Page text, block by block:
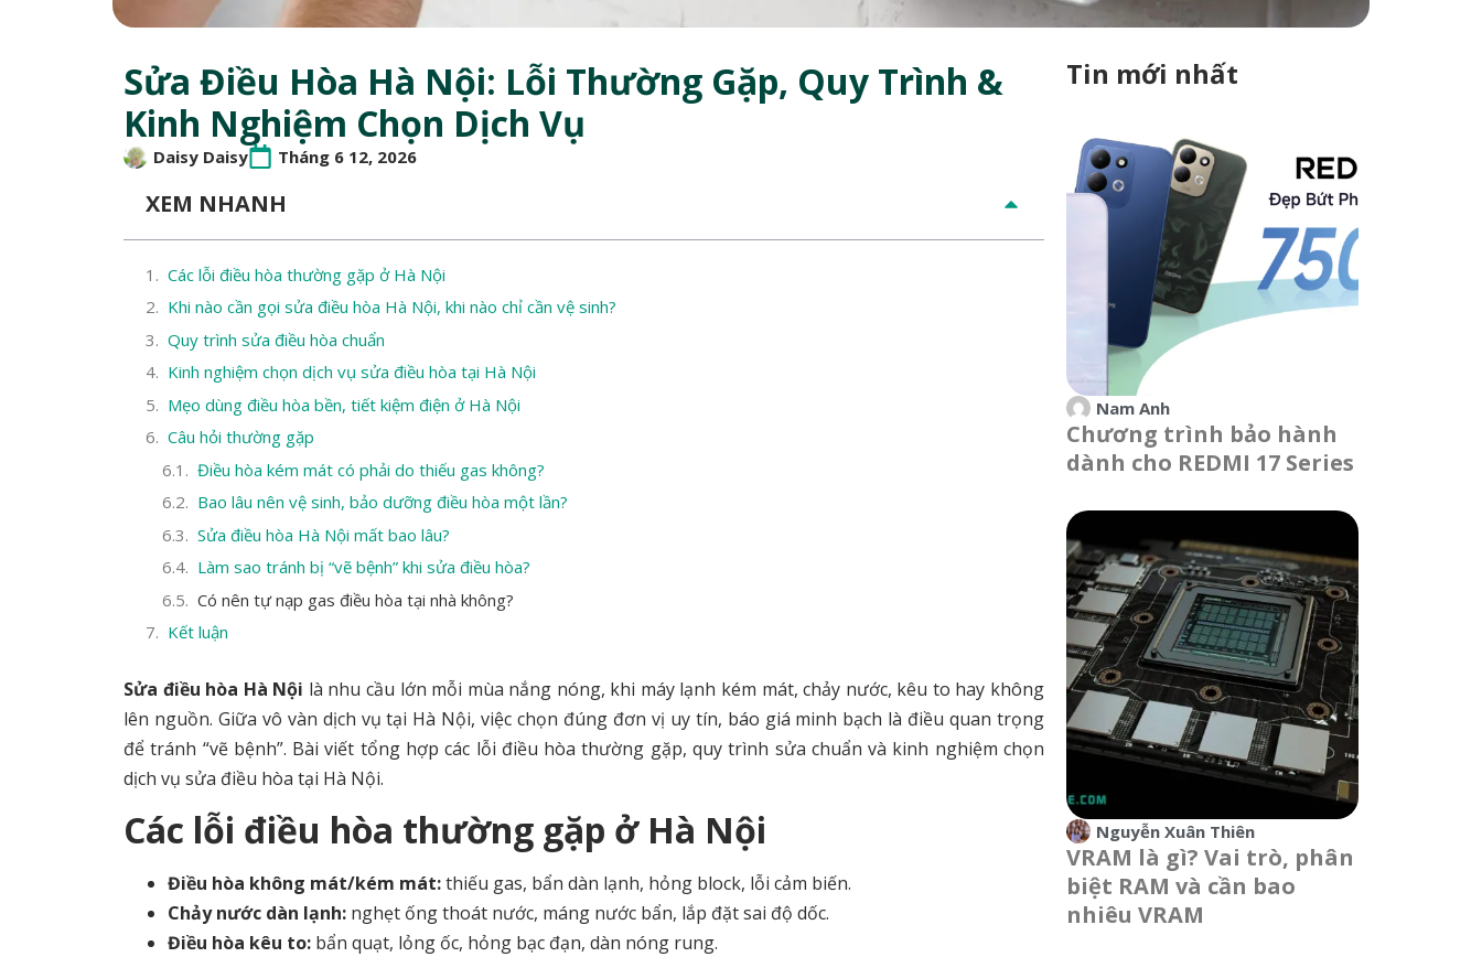
Sửa Điều Hòa Hà Nội: Lỗi Thường Gặp, Quy Trình &
Kinh Nghiệm Chọn Dịch Vụ
Daisy Daisy Tháng 6 12, 2026
XEM NHANH
Các lỗi điều hòa thường gặp ở Hà Nội
Khi nào cần gọi sửa điều hòa Hà Nội, khi nào chỉ cần vệ sinh?
Quy trình sửa điều hòa chuẩn
Kinh nghiệm chọn dịch vụ sửa điều hòa tại Hà Nội
Mẹo dùng điều hòa bền, tiết kiệm điện ở Hà Nội
Câu hỏi thường gặp
Điều hòa kém mát có phải do thiếu gas không?
Bao lâu nên vệ sinh, bảo dưỡng điều hòa một lần?
Sửa điều hòa Hà Nội mất bao lâu?
Làm sao tránh bị “vẽ bệnh” khi sửa điều hòa?
Có nên tự nạp gas điều hòa tại nhà không?
Kết luận
Sửa điều hòa Hà Nội là nhu cầu lớn mỗi mùa nắng nóng, khi máy lạnh kém mát, chảy nước, kêu to hay không
lên nguồn. Giữa vô vàn dịch vụ tại Hà Nội, việc chọn đúng đơn vị uy tín, báo giá minh bạch là điều quan trọng
để tránh “vẽ bệnh”. Bài viết tổng hợp các lỗi điều hòa thường gặp, quy trình sửa chuẩn và kinh nghiệm chọn
dịch vụ sửa điều hòa tại Hà Nội.
Các lỗi điều hòa thường gặp ở Hà Nội
Điều hòa không mát/kém mát:thiếu gas, bẩn dàn lạnh, hỏng block, lỗi cảm biến.
Chảy nước dàn lạnh: nghẹt ống thoát nước, máng nước bẩn, lắp đặt sai độ dốc.
Điều hòa kêu to: bẩn quạt, lỏng ốc, hỏng bạc đạn, dàn nóng rung.
Tin mới nhất
Nam Anh
Chương trình bảo hành
dành cho REDMI 17 Series
Nguyễn Xuân Thiên
VRAM là gì? Vai trò, phân
biệt RAM và cần bao
nhiêu VRAM